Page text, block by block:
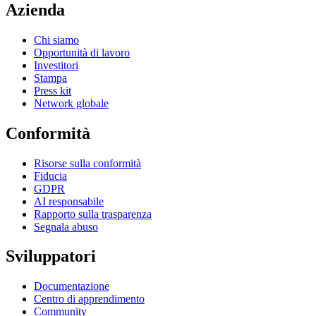
Azienda
Chi siamo
Opportunità di lavoro
Investitori
Stampa
Press kit
Network globale
Conformità
Risorse sulla conformità
Fiducia
GDPR
AI responsabile
Rapporto sulla trasparenza
Segnala abuso
Sviluppatori
Documentazione
Centro di apprendimento
Community